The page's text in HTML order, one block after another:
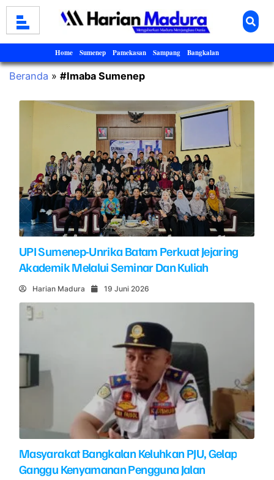
Home Sumenep Pamekasan Sampang Bangkalan
Beranda » #Imaba Sumenep
UPI Sumenep-Unrika Batam Perkuat Jejaring
Akademik Melalui Seminar Dan Kuliah
Harian Madura 19 Juni 2026
Masyarakat Bangkalan Keluhkan PJU, Gelap
Ganggu Kenyamanan Pengguna Jalan